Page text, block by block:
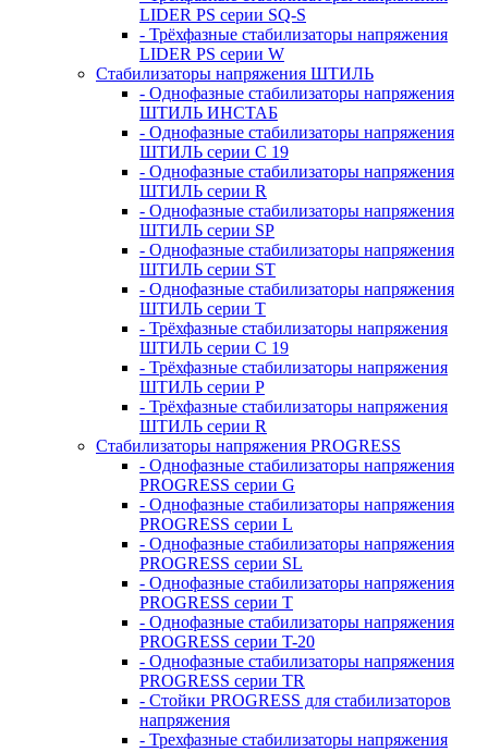
LIDER PS серии SQ-S
- Трёхфазные стабилизаторы напряжения
LIDER PS серии W
Стабилизаторы напряжения ШТИЛЬ
- Однофазные стабилизаторы напряжения
ШТИЛЬ ИНСТАБ
- Однофазные стабилизаторы напряжения
ШТИЛЬ серии C 19
- Однофазные стабилизаторы напряжения
ШТИЛЬ серии R
- Однофазные стабилизаторы напряжения
ШТИЛЬ серии SP
- Однофазные стабилизаторы напряжения
ШТИЛЬ серии ST
- Однофазные стабилизаторы напряжения
ШТИЛЬ серии T
- Трёхфазные стабилизаторы напряжения
ШТИЛЬ серии C 19
- Трёхфазные стабилизаторы напряжения
ШТИЛЬ серии P
- Трёхфазные стабилизаторы напряжения
ШТИЛЬ серии R
Стабилизаторы напряжения PROGRESS
- Однофазные стабилизаторы напряжения
PROGRESS серии G
- Однофазные стабилизаторы напряжения
PROGRESS серии L
- Однофазные стабилизаторы напряжения
PROGRESS серии SL
- Однофазные стабилизаторы напряжения
PROGRESS серии T
- Однофазные стабилизаторы напряжения
PROGRESS серии T-20
- Однофазные стабилизаторы напряжения
PROGRESS серии TR
- Стойки PROGRESS для стабилизаторов
напряжения
- Трехфазные стабилизаторы напряжения